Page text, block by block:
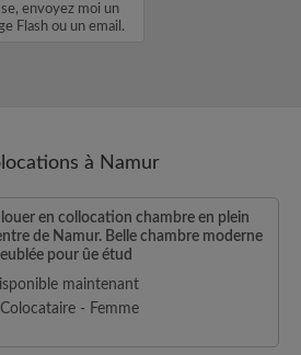
envoyez moi un
Flash ou un email.
à Namur
en collocation chambre en plein
de Namur. Belle chambre moderne
pour ûe étud
maintenant
- Femme